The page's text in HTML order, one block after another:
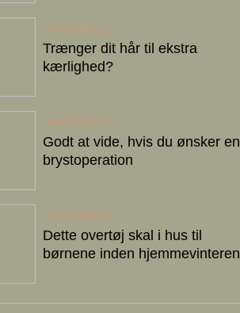
10/05/2022
Trænger dit hår til ekstra
kærlighed?
09/05/2022
Godt at vide, hvis du ønsker en
brystoperation
17/04/2022
Dette overtøj skal i hus til
børnene inden hjemmevinteren